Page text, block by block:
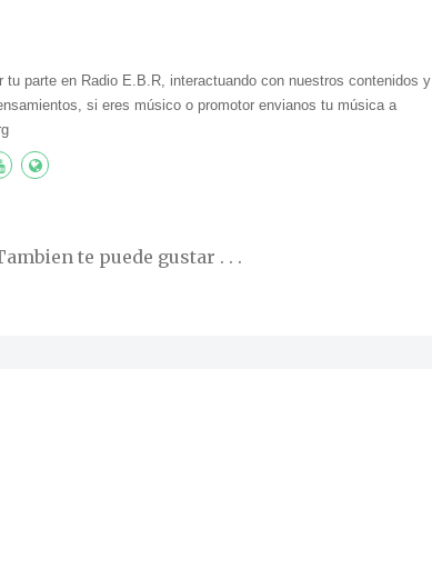
tu parte en Radio E.B.R, interactuando con nuestros contenidos y
si eres músico o promotor envianos tu música a
te puede gustar . . .